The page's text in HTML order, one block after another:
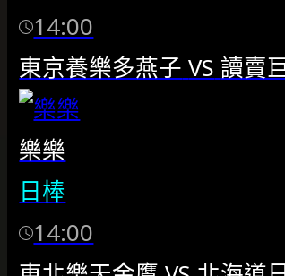
14:00
東京養樂多燕子 VS 讀賣
樂樂
日棒
14:00